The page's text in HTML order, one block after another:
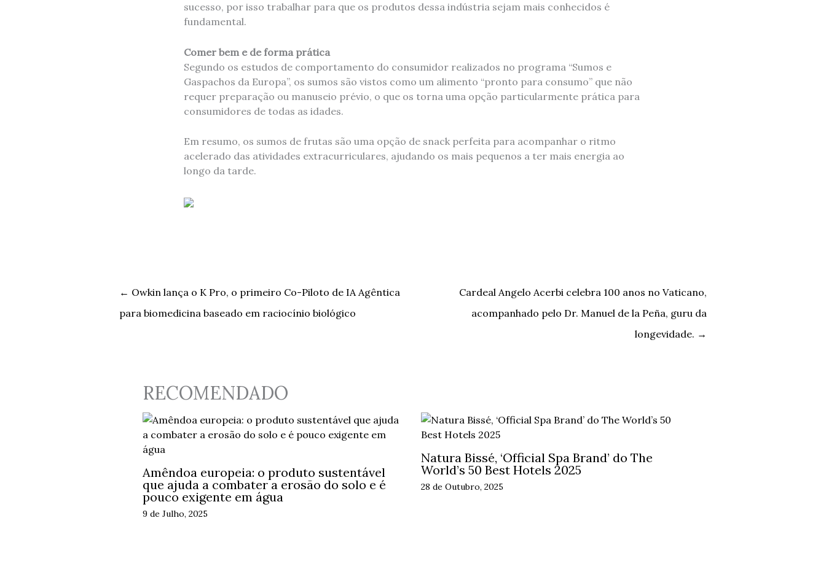
sucesso, por isso trabalhar para que os produtos dessa indústria sejam mais conhecidos é
fundamental.
Comer bem e de forma prática
Segundo os estudos de comportamento do consumidor realizados no programa “Sumos e
Gaspachos da Europa”, os sumos são vistos como um alimento “pronto para consumo” que não
requer preparação ou manuseio prévio, o que os torna uma opção particularmente prática para
consumidores de todas as idades.
Em resumo, os sumos de frutas são uma opção de snack perfeita para acompanhar o ritmo
acelerado das atividades extracurriculares, ajudando os mais pequenos a ter mais energia ao
longo da tarde.
← Owkin lança o K Pro, o primeiro Co-Piloto de IA Agêntica
para biomedicina baseado em raciocínio biológico
Cardeal Angelo Acerbi celebra 100 anos no Vaticano,
acompanhado pelo Dr. Manuel de la Peña, guru da
longevidade. →
RECOMENDADO
Amêndoa europeia: o produto sustentável
que ajuda a combater a erosão do solo e é
pouco exigente em água
9 de Julho, 2025
Natura Bissé, ‘Official Spa Brand’ do The
World’s 50 Best Hotels 2025
28 de Outubro, 2025